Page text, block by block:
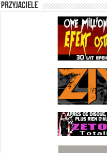
Przyjaciele